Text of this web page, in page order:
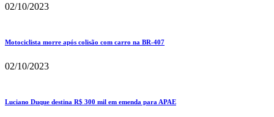
02/10/2023
Motociclista morre após colisão com carro na BR-407
02/10/2023
Luciano Duque destina R$ 300 mil em emenda para APAE